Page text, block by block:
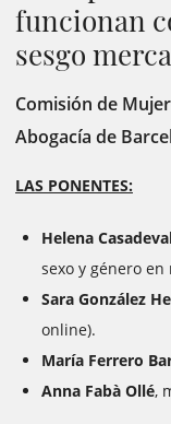
funcionan
sesgo
Comisión de
Abogacía de
LAS PONENTES:
Helena
sexo y género en
Sara González
online).
María Ferrero
Anna Fabà Ollé,